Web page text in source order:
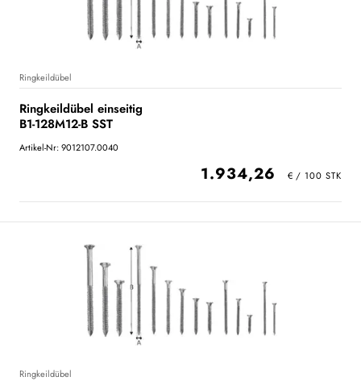
Ringkeildübel
Ringkeildübel einseitig
B1-128M12-B SST
Artikel-Nr: 9012107.0040
1.934,26
Ringkeildübel